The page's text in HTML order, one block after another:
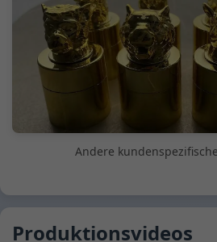
Andere
Produktionsvideos